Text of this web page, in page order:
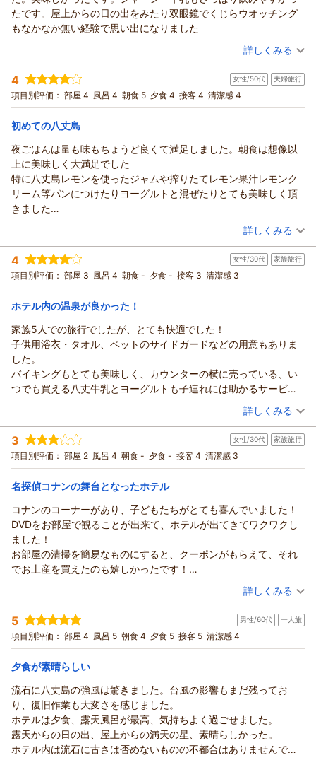
ようやく八丈島の観光業も立ち直りつつあり、復幸旅キャンペ
ーンもあいまって多くのご予約を頂戴しておりますが、依然と
して訪れることの出来ない観光スポットも存在し、完全な復興
はまだまだ先と言える状況でございます。また、そのような至
らない状況のなかでも再び足をお運び頂きまして本当にありが
とうございます。
またのご来島を心よりお待ち申し上げております。
（返信日：2026/03/09）
たです。屋上からの日の出をみたり双眼鏡でくじらウオッチング
もなかなか無い経験で思い出になりました
（投稿日：2026/02/23）
宿泊時期： 2026年02月宿泊 (夫婦旅行)
投稿者： たんぽぽさん
宿泊プラン： ～朝の海を眺めながら♪八丈ジャージー牛乳と絶品フレンチト
ーストが味わえる！～宿泊プラン【朝食付】
ツイン 朝のみ
宿泊価格帯： 12,001～13,000円(大人一人あたり/税込)
リードパークリゾート八丈島からの返信
この度は当ホテルをご利用いただき誠にありがとうございま
す。
また朝食バイキングを高く評価いただきましてありがとうござ
います。
3階屋上は24時間開放しており、朝の日の出や夜の星空観賞な
どいつでもご利用になれます。
またのご来島を心よりお待ち申し上げております。
（返信日：2026/02/24）
詳しくみる
4 女性/50代 夫婦旅行
項目別評価： 部屋 4 風呂 4 朝食 5 夕食 4 接客 4 清潔感 4
初めての八丈島
夜ごはんは量も味もちょうど良くて満足しました。朝食は想像以
上に美味しく大満足でした
特に八丈島レモンを使ったジャムや搾りたてレモン果汁レモンク
リーム等パンにつけたりヨーグルトと混ぜたりとても美味しく頂
きました
夜は星空観測会がホテル屋上で開催され係の方の星の説明後今回
は天体望遠鏡で木星をみることができ貴重な体験で良い旅の思い
出となりました
（投稿日：2026/02/23）
宿泊時期： 2026年02月宿泊 (夫婦旅行)
投稿者： たんぽぽさん
宿泊プラン： ～八丈島の旬の食材満載♪～料理長おまかせの創作和会席が楽
しめる！宿泊プラン【２食付】
ツイン 朝・夕
宿泊価格帯： 18,001～19,000円(大人一人あたり/税込)
リードパークリゾート八丈島からの返信
この度は当ホテルをご利用いただき誠にありがとうございま
す。
お食事内容にご満足頂けたようでスタッフ一同大変励みになり
ます。ありがとうございます。
収穫期間はほぼ終わってしまいましたが八丈フルーツレモンの
恵みをご堪能いただけたかと存じます。
お泊まり頂いた日は八丈でも数少ない快晴日となり星空観賞に
は最適な天候でした。良い旅の思い出作りの一端を担わせて頂
いたこと大変嬉しく思います。
またのご来島を心よりお待ち申し上げております。
詳しくみる
4 女性/30代 家族旅行
項目別評価： 部屋 3 風呂 4 朝食 - 夕食 - 接客 3 清潔感 3
ホテル内の温泉が良かった！
家族5人での旅行でしたが、とても快適でした！
子供用浴衣・タオル、ベットのサイドガードなどの用意もありま
した。
バイキングもとても美味しく、カウンターの横に売っている、い
つでも買える八丈牛乳とヨーグルトも子連れには助かるサービス
部屋の古さはありますが、清掃もまぁまぁされていて、島宿では
キレイな方だと思います。
（投稿日：2026/02/23）
宿泊時期： 2026年01月宿泊 (家族旅行)
投稿者： エガさん(女性/30代)
宿泊プラン： 【じゃらんのお得な10日間】～12月食事のついていないシンプ
ルステイ～宿泊プラン【素泊まり】
トリプル 食事なし
宿泊価格帯： 5,001～6,000円(大人一人あたり/税込)
リードパークリゾート八丈島からの返信
この度は当ホテルをご利用いただき誠にありがとうございま
す。
当ホテルではアメニティや浴衣は無料でご提供しているため、
お子様用の物も充実させております。ベッドガードも無料での
ご用意となっておりますので、またお越しの際にはどうぞお気
軽にお申し付けください。
朝食バイキングでは牛乳や飲むヨーグルトもご用意しており、
その他の時間ではフロント脇での冷蔵庫販売というスタイルで
ございます。ジャージー牛の新鮮な風味はご好評いただいてお
ります。
ます。ありがとうございます。
またのご来島を心よりお待ち申し上げております。
（返信日：2026/02/24）
詳しくみる
3 女性/30代 家族旅行
項目別評価： 部屋 2 風呂 4 朝食 - 夕食 - 接客 4 清潔感 3
名探偵コナンの舞台となったホテル
コナンのコーナーがあり、子どもたちがとても喜んでいました！
DVDをお部屋で観ることが出来て、ホテルが出てきてワクワクし
ました！
お部屋の清掃を簡易なものにすると、クーポンがもらえて、それ
でお土産を買えたのも嬉しかったです！
お部屋は結構古く、エアコンの汚れが気になりました。
室内がもう少し壁紙やエアコン、床がリフォームされたらもっと
快適に過ごせて嬉しいなと思いました。
壁が薄いのか、隣の部屋の声が深夜まですごく聞こえて、あまり
でも、屋上からの景色を朝見に行くと美しく、虹が見れたり！広
い大浴場も良かったです！
朝食も後からつけることができて、フレンチトーストがとっても
美味しかったです！
（投稿日：2026/02/09）
宿泊時期： 2026年02月宿泊 (家族旅行)
投稿者： オカさん
宿泊プラン： ～のんびり気ままに寛ぎの時間を♪食事のついていないシンプ
ルステイ～宿泊プラン【素泊まり】
トリプル 食事なし
宿泊価格帯： 7,001～8,000円(大人一人あたり/税込)
リードパークリゾート八丈島からの返信
この度は当ホテルをご利用いただき誠にありがとうございま
す。
エアコンの汚れが気になったとのこと、誠に申し訳ございませ
ん。
詳しくみる
5 男性/60代 一人旅
項目別評価： 部屋 4 風呂 5 朝食 4 夕食 5 接客 5 清潔感 4
夕食が素晴らしい
流石に八丈島の強風は驚きました。台風の影響もまだ残ってお
り、復旧作業も大変さを感じました。
ホテルは夕食、露天風呂が最高、気持ちよく過ごせました。
露天からの日の出、屋上からの満天の星、素晴らしかった。
ホテル内は流石に古さは否めないものの不都合はありませんでし